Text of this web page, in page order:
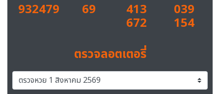
932479 69 413
672
039
154
ตรวจลอตเตอรี่